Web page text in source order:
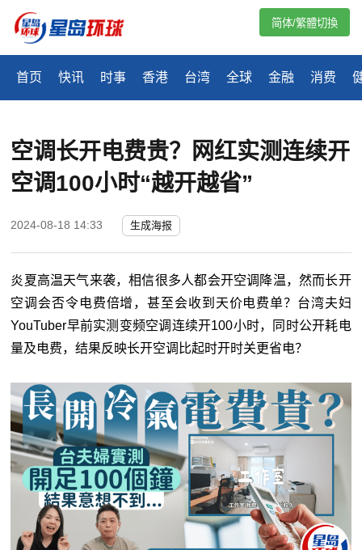
首页 快讯 时事 香港 台湾 全球 金融 消费
简体/繁體切換
空调长开电费贵？网红实测连续开
空调100小时“越开越省”
2024-08-18 14:33 生成海报
炎夏高温天气来袭，相信很多人都会开空调降温，然而长开
空调会否令电费倍增，甚至会收到天价电费单？台湾夫妇
YouTuber早前实测变频空调连续开100小时，同时公开耗电
量及电费，结果反映长开空调比起时开时关更省电？